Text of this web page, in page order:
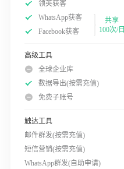
领英获客
WhatsApp获客
Facebook获客
共享
100次/日
高级工具
全球企业库
数据导出(按需充值)
免费子账号
触达工具
邮件群发(按需充值)
短信营销(按需充值)
WhatsApp群发(自助申请)